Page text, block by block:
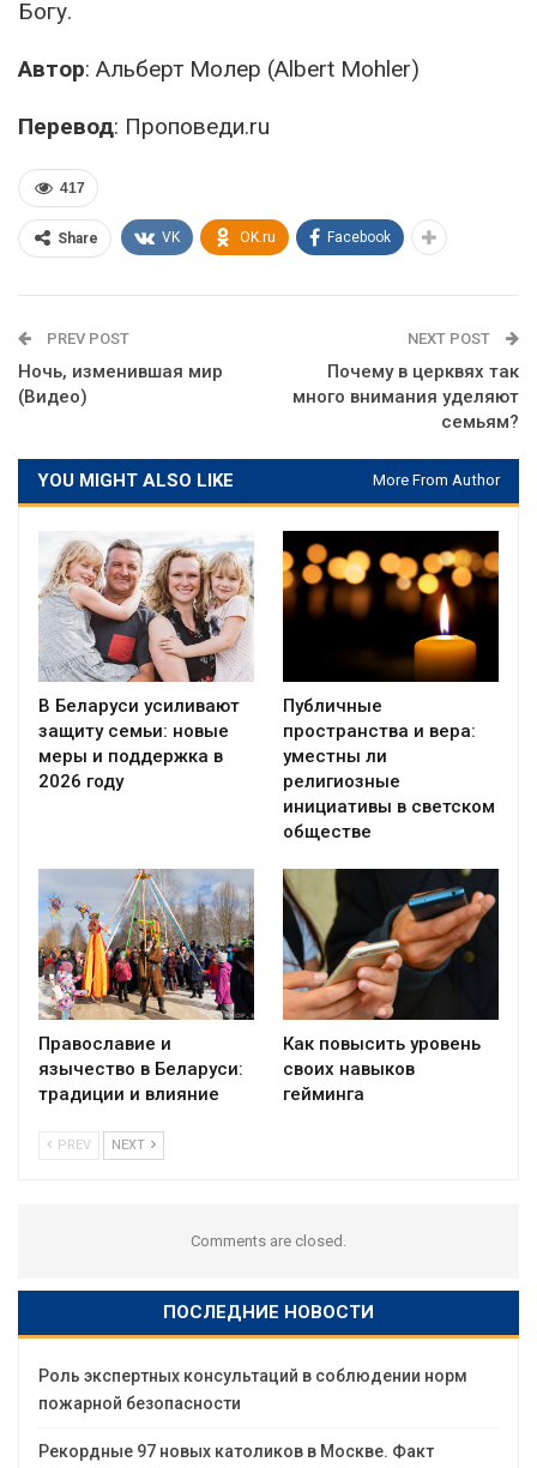
Богу.
Автор: Альберт Молер (Albert Mohler)
Перевод: Проповеди.ru
417
Share VK OK.ru Facebook
PREV POST
Ночь, изменившая мир
(Видео)
NEXT POST
Почему в церквях так
много внимания уделяют
семьям?
YOU MIGHT ALSO LIKE More From Author
В Беларуси усиливают
защиту семьи: новые
меры и поддержка в
2026 году
Публичные
пространства и вера:
уместны ли
религиозные
инициативы в светском
обществе
Православие и
язычество в Беларуси:
традиции и влияние
Как повысить уровень
своих навыков
гейминга
PREV NEXT
Comments are closed.
ПОСЛЕДНИЕ НОВОСТИ
Роль экспертных консультаций в соблюдении норм
пожарной безопасности
Рекордные 97 новых католиков в Москве. Факт